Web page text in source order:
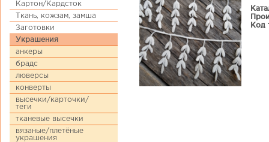
Картон/Кардсток
Ткань, кожзам, замша
Заготовки
Украшения
анкеры
брадс
люверсы
конверты
высечки/карточки/
теги
тканевые высечки
вязаные/плетёные
украшения
Код